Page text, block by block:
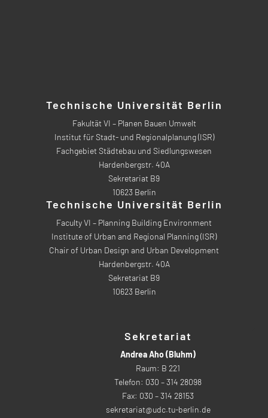
Technische Universität Berlin
Fakultät VI – Planen Bauen Umwelt
Institut für Stadt- und Regionalplanung (ISR)
Fachgebiet Städtebau und Siedlungswesen
Hardenbergstr. 40A
Sekretariat B9
10623 Berlin
Technische Universität Berlin
Faculty VI – Planning Building Environment
Institute of Urban and Regional Planning (ISR)
Chair of Urban Design and Urban Development
Hardenbergstr. 40A
Sekretariat B9
10623 Berlin
Sekretariat
Andrea Aho (Bluhm)
Raum: B 221
Telefon: 030 – 314 28098
Fax: 030 – 314 28153
sekretariat@udc.tu-berlin.de